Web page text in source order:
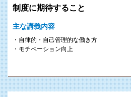
制度に期待すること
主な講義内容
自律的・自己管理的な働き方
モチベーション向上